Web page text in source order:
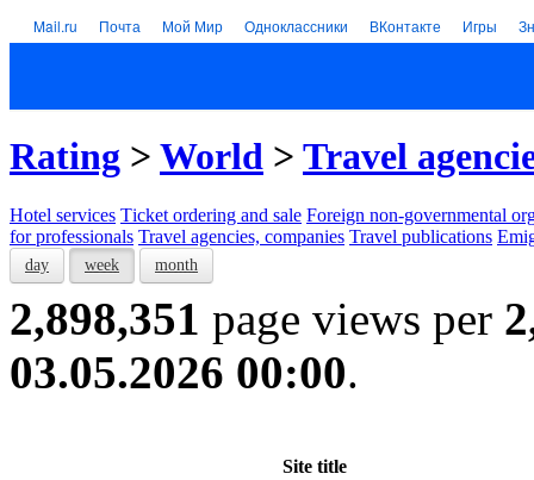
Mail.ru Почта Мой Мир Одноклассники ВКонтакте Игры
Rating > World > Travel
Hotel services Тicket ordering and sale Foreign non-governmental
for professionals Travel agencies, companies Travel publications
day week month
2,898,351 page views per
03.05.2026 00:00.
Site title